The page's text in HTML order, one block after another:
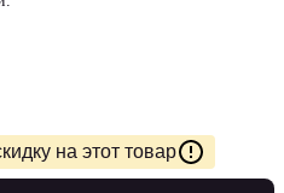
на этот товар